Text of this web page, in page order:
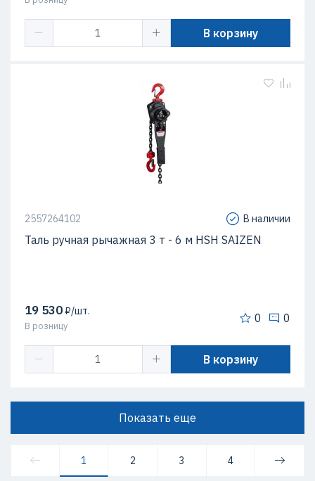
В корзину
2557264102 В наличии
Таль ручная рычажная 3 т - 6 м HSH SAIZEN
19 530₽/шт.
В розницу
0 0
В корзину
Показать еще
1 2 3 4